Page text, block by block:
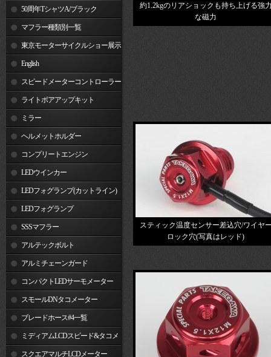
50周年TシャツA/ブラック
マフラー種類別一覧
東京モーターサイクルショー展示
車両 English
スピードメーターコントローラー
ライトボアアップキット
ミラー
ヘルメットホルダー
コンプリートエンジン
LEDウインカー
LEDフォグランプ(カットライン)
LEDフォグランプ
SSSマフラー
アルテックボルト
アルミチェーンガード
コンパクトLEDサーモメーター
スモールDNタコメーター
ブレードホース#4一覧
ミディアムLCDスピード&タコメ
ータースクエアマルチLCDメーター
約1.2kgのリアショックも持ち上げる強
な磁力
スティック温度センサー差込穴/ワイヤ
ロック穴(写真はレッド)